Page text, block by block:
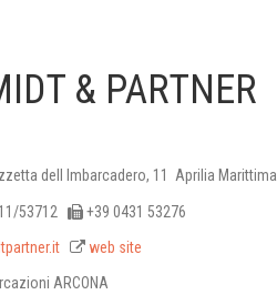
& PARTNER
dell Imbarcadero, 11 Aprilia Marittima
53712
+39 0431 53276
web site
ARCONA